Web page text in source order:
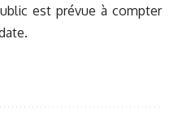
est prévue à compter